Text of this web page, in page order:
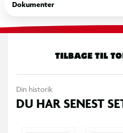
- 1 smykkeskrin
- 3 Juicy Couture lukkeperler
- 1 kædearmbånd
- 3 x 2 m satinbånd i forskellige
- 1 klar elastiksnor 4 m
Dokumenter
TILBAGE TIL
Din historik
DU HAR SENEST